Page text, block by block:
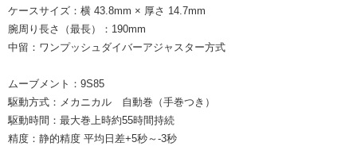
ケースサイズ：横 43.8mm × 厚さ 14.7mm
腕周り長さ（最長）：190mm
中留：ワンプッシュダイバーアジャスター方式
ムーブメント：9S85
駆動方式：メカニカル 自動巻（手巻つき）
駆動時間：最大巻上時約55時間持続
精度：静的精度 平均日差+5秒～-3秒